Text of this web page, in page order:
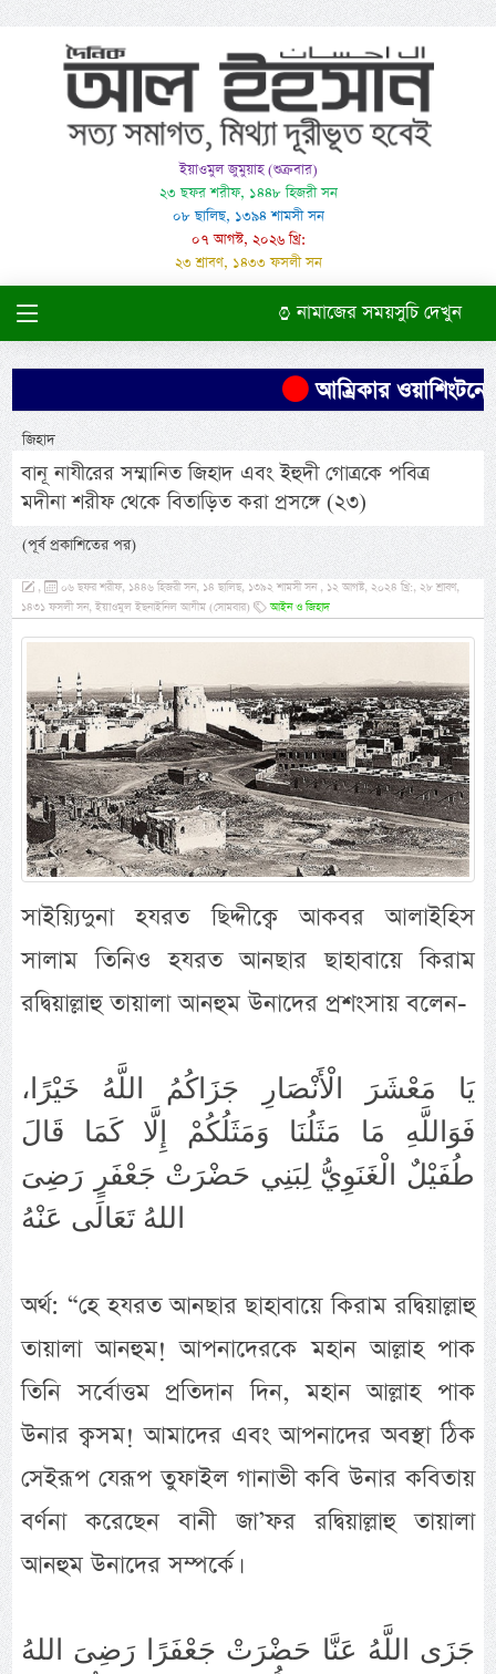
ইয়াওমুল জুমুয়াহ (শুক্রবার)
২৩ ছফর শরীফ, ১৪৪৮ হিজরী সন
০৮ ছালিছ, ১৩৯৪ শামসী সন
০৭ আগস্ট, ২০২৬ খ্রি:
২৩ শ্রাবণ, ১৪৩৩ ফসলী সন
নামাজের সময়সুচি দেখুন
আম্রিকার ওয়াশিংটনে
জিহাদ
বানূ নাযীরের সম্মানিত জিহাদ এবং ইহুদী গোত্রকে পবিত্র
মদীনা শরীফ থেকে বিতাড়িত করা প্রসঙ্গে (২৩)
(পূর্ব প্রকাশিতের পর)
,
০৬ ছফর শরীফ, ১৪৪৬ হিজরী সন, ১৪ ছালিছ, ১৩৯২ শামসী সন , ১২ আগষ্ট, ২০২৪ খ্রি:, ২৮ শ্রাবণ,
১৪৩১ ফসলী সন, ইয়াওমুল ইছনাইনিল আযীম (সোমবার)
আইন ও জিহাদ
সাইয়্যিদুনা হযরত ছিদ্দীক্বে আকবর আলাইহিস
সালাম তিনিও হযরত আনছার ছাহাবায়ে কিরাম
রদ্বিয়াল্লাহু তায়ালা আনহুম উনাদের প্রশংসায় বলেন-
يَا مَعْشَرَ الْأَنْصَارِ جَزَاكُمُ اللَّهُ خَيْرًا،
فَوَاللَّهِ مَا مَثَلُنَا وَمَثَلُكُمْ إِلَّا كَمَا قَالَ
طُفَيْلٌ الْغَنَوِيُّ لِبَنِي حَضْرَتْ جَعْفَرٍ رَضِىَ
اللهُ تَعَالَى عَنْهُ
অর্থ: “হে হযরত আনছার ছাহাবায়ে কিরাম রদ্বিয়াল্লাহু
তায়ালা আনহুম! আপনাদেরকে মহান আল্লাহ পাক
তিনি সর্বোত্তম প্রতিদান দিন, মহান আল্লাহ পাক
উনার ক্বসম! আমাদের এবং আপনাদের অবস্থা ঠিক
সেইরূপ যেরূপ তুফাইল গানাভী কবি উনার কবিতায়
বর্ণনা করেছেন বানী জা’ফর রদ্বিয়াল্লাহু তায়ালা
আনহুম উনাদের সম্পর্কে।
جَزَى اللَّهُ عَنَّا حَضْرَتْ جَعْفَرًا رَضِىَ اللهُ